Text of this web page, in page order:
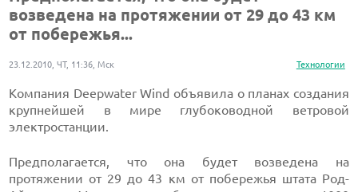
возведена на протяжении от 29 до 43 км
от побережья...
Технологии
23.12.2010, ЧТ, 11:36, Мск
Компания Deepwater Wind объявила о планах создания
крупнейшей в мире глубоководной ветровой
электростанции.
Предполагается, что она будет возведена на
протяжении от 29 до 43 км от побережья штата Род-